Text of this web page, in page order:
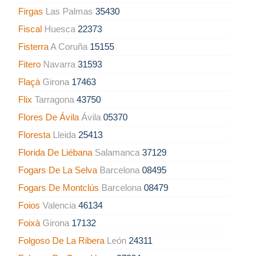
Firgas Las Palmas 35430
Fiscal Huesca 22373
FisterraA Coruña 15155
Fitero Navarra 31593
Flaçà Girona 17463
Flix Tarragona 43750
Flores De Ávila Ávila 05370
Floresta Lleida 25413
Florida De Liébana Salamanca 37129
Fogars De La Selva Barcelona 08495
Fogars De Montclús Barcelona 08479
Foios Valencia 46134
Foixà Girona 17132
Folgoso De La Ribera León 24311